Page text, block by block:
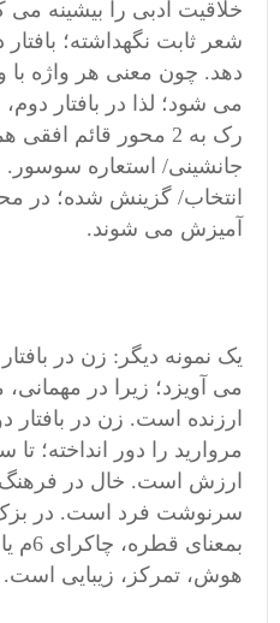
خلاقیت ادبی را بیشینه می
شعر ثابت نگهداشته؛
دهد. چون معنی هر واژه با
می شود؛ لذا در بافتار
رک به 2 محور قائم
جانشینی/ استعاره سوسور.
انتخاب/ گزینش شده؛ در
آمیزش می شوند.
یک نمونه دیگر: زن در
می آویزد؛ زیرا در مهمانی،
ارزنده است. زن در
مروارید را دور انداخته؛
ارزش است. خال در فرهنگ
سرنوشت فرد است. در بزک
هوش، تمرکز، زیبایی است.